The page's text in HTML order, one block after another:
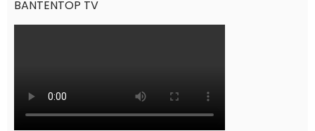
BANTENTOP TV